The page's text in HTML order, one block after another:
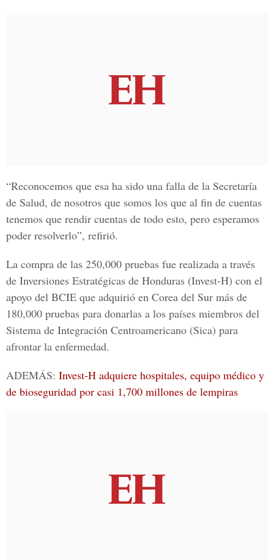
“Reconocemos que esa ha sido una falla de la Secretaría
de Salud, de nosotros que somos los que al fin de cuentas
tenemos que rendir cuentas de todo esto, pero esperamos
poder resolverlo”, refirió.
La compra de las 250,000 pruebas fue realizada a través
de Inversiones Estratégicas de Honduras (Invest-H) con el
apoyo del BCIE que adquirió en Corea del Sur más de
180,000 pruebas para donarlas a los países miembros del
Sistema de Integración Centroamericano (Sica) para
afrontar la enfermedad.
ADEMÁS: Invest-H adquiere hospitales, equipo médico y
de bioseguridad por casi 1,700 millones de lempiras